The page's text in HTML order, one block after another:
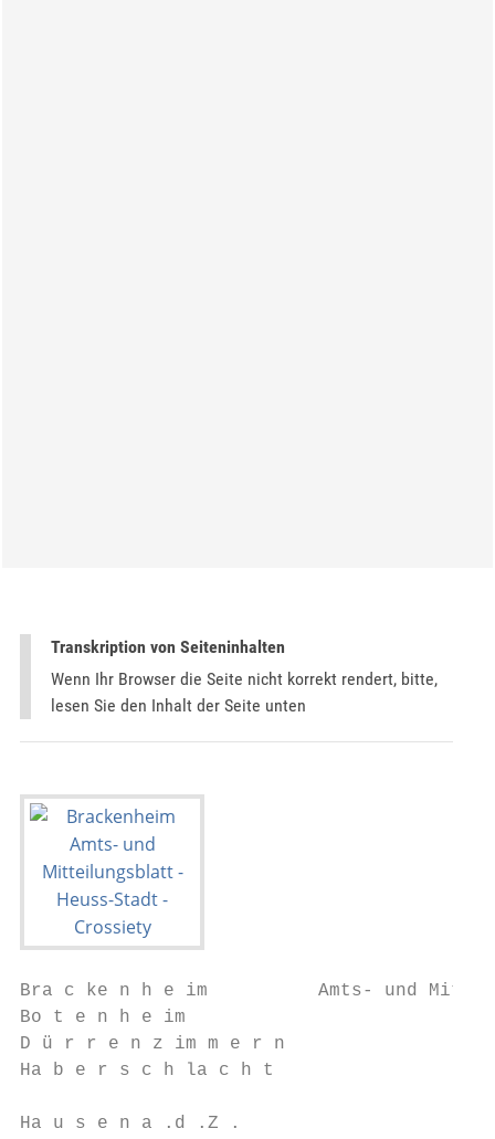
Transkription von Seiteninhalten
Wenn Ihr Browser die Seite nicht korrekt rendert, bitte,
lesen Sie den Inhalt der Seite unten
Bra c ke n h e im          Amts- und
Bo t e n h e im
D ü r r e n z im m e r n
Ha b e r s c h la c h t
Ha u s e n a .d .Z .